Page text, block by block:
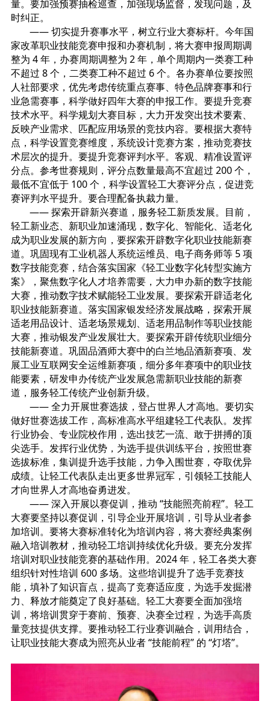
量。要加强预赛抽检巡查，加强现场监督，发现问题，及
时纠正。
—— 切实提升赛事水平，树立行业大赛标杆。今年国
家改革职业技能竞赛申报和办赛机制，将大赛申报周期调
整为 4 年，办赛周期调整为 2 年，单个周期内一类赛工种
不超过 8 个，二类赛工种不超过 6 个。各办赛单位要按照
人社部要求，优先考虑传统重点赛事、特色品牌赛事和行
业急需赛事，科学做好四年大赛的申报工作。要提升竞赛
技术水平。科学规划大赛目标，大力开发突出技术要素、
反映产业需求、匹配应用场景的竞技内容。要根据大赛特
点，科学设置竞赛维度，系统设计竞赛方案，推动竞赛技
术层次的提升。要提升竞赛评判水平。客观、精准设置评
分点。参考世赛规则，评分点数量最高不宜超过 200 个，
最低不宜低于 100 个，科学设置轻工大赛评分点，促进竞
赛评判水平提升。要合理配备执裁力量。
—— 探索开辟新兴赛道，服务轻工新质发展。目前，
轻工新业态、新职业加速涌现，数字化、智能化、适老化
成为职业发展的新方向，要探索开辟数字化职业技能新赛
道。巩固现有工业机器人系统运维员、电子商务师等 5 项
数字技能竞赛，结合落实国家《轻工业数字化转型实施方
案》，聚焦数字化人才培养需要，大力申办新的数字技能
大赛，推动数字技术赋能轻工业发展。要探索开辟适老化
职业技能新赛道。落实国家银发经济发展战略，探索开展
适老用品设计、适老场景规划、适老用品制作等职业技能
大赛，推动银发产业发展壮大。要探索开辟传统职业细分
技能新赛道。巩固品酒师大赛中的白兰地品酒新赛项、发
展工业互联网安全运维新赛项，细分多年赛项中的职业技
能要素，研发申办传统产业发展急需新职业技能的新赛
道，服务轻工传统产业创新升级。
—— 全力开展世赛选拔，登占世界人才高地。要切实
做好世赛选拔工作，高标准高水平组建轻工代表队。发挥
行业协会、专业院校作用，选出技艺一流、敢于拼搏的顶
尖选手。发挥行业优势，为选手提供训练平台，按照世赛
选拔标准，集训提升选手技能，力争入围世赛，夺取优异
成绩。让轻工代表队走出更多世界冠军，引领轻工技能人
才向世界人才高地奋勇进发。
—— 深入开展以赛促训，推动 “技能照亮前程”。轻工
大赛要坚持以赛促训，引导企业开展培训，引导从业者参
加培训。要将大赛标准转化为培训内容，将大赛经典案例
融入培训教材，推动轻工培训持续优化升级。要充分发挥
培训对职业技能竞赛的基础作用。2024 年，轻工各类大赛
组织针对性培训 600 多场。这些培训提升了选手竞赛技
能，填补了知识盲点，提高了竞赛适应度，为选手发掘潜
力、释放才能奠定了良好基础。轻工大赛要全面加强培
训，将培训贯穿于赛前、预赛、决赛全过程，为选手高质
量竞技提供支撑。要推动轻工行业赛训融合，训用结合，
让职业技能大赛成为照亮从业者 “技能前程” 的 “灯塔”。